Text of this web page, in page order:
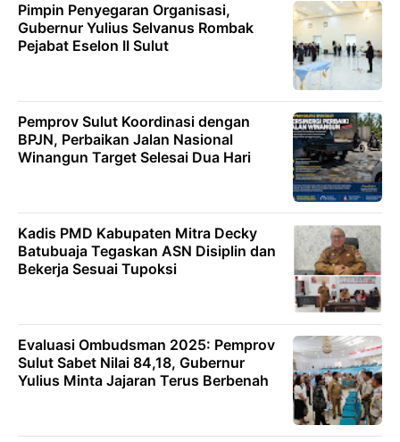
Pimpin Penyegaran Organisasi,
Gubernur Yulius Selvanus Rombak
Pejabat Eselon II Sulut
Pemprov Sulut Koordinasi dengan
BPJN, Perbaikan Jalan Nasional
Winangun Target Selesai Dua Hari
Kadis PMD Kabupaten Mitra Decky
Batubuaja Tegaskan ASN Disiplin dan
Bekerja Sesuai Tupoksi
Evaluasi Ombudsman 2025: Pemprov
Sulut Sabet Nilai 84,18, Gubernur
Yulius Minta Jajaran Terus Berbenah